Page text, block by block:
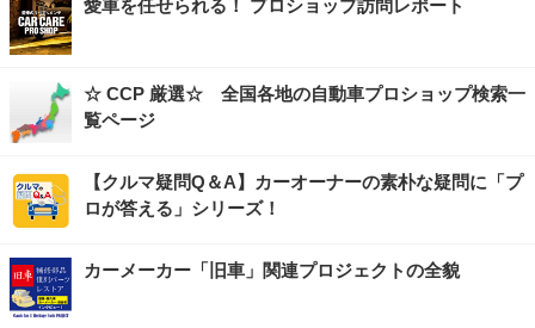
愛車を任せられる！ プロショップ訪問レポート
☆ CCP 厳選☆ 全国各地の自動車プロショップ検索一
覧ページ
【クルマ疑問Q＆A】カーオーナーの素朴な疑問に「プ
ロが答える」シリーズ！
カーメーカー「旧車」関連プロジェクトの全貌